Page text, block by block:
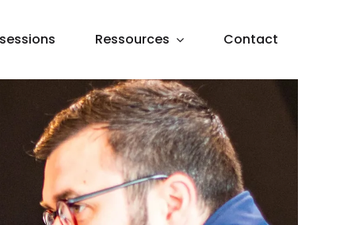
Ressources Contact